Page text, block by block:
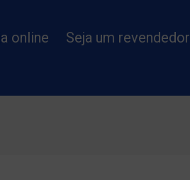
online Seja um revendedor